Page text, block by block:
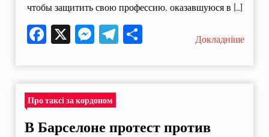
чтобы защитить свою профессию, оказавшуюся в […]
Facebook
X Messenger
Telegram
Поділитися
Докладніше
Про таксі за кордоном
В Барселоне протест против